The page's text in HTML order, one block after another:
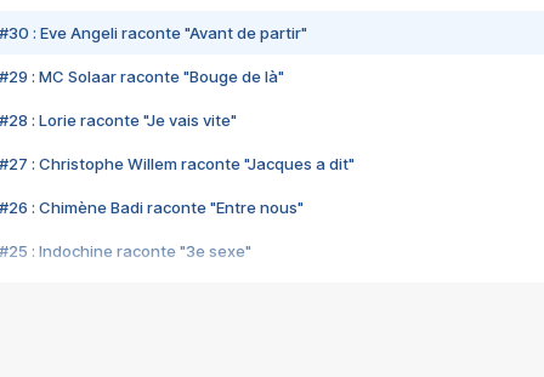
#30 : Eve Angeli raconte "Avant de partir"
#29 : MC Solaar raconte "Bouge de là"
#28 : Lorie raconte "Je vais vite"
#27 : Christophe Willem raconte "Jacques a dit"
#26 : Chimène Badi raconte "Entre nous"
#25 : Indochine raconte "3e sexe"